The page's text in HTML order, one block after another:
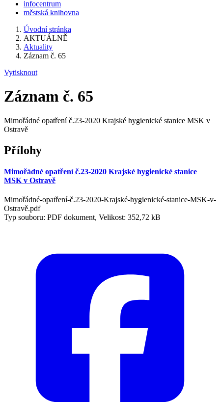
infocentrum
městská knihovna
Úvodní stránka
AKTUÁLNĚ
Aktuality
Záznam č. 65
Vytisknout
Záznam č. 65
Mimořádné opatření č.23-2020 Krajské hygienické stanice MSK v
Ostravě
Přílohy
Mimořádné opatření č.23-2020 Krajské hygienické stanice
MSK v Ostravě
Mimořádné-opatření-č.23-2020-Krajské-hygienické-stanice-MSK-v-
Ostravě.pdf
Typ souboru: PDF dokument, Velikost: 352,72 kB